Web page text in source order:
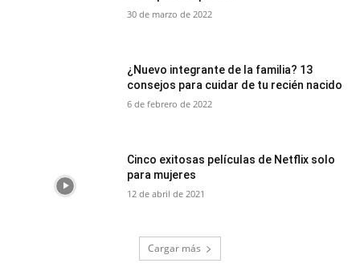
30 de marzo de 2022
¿Nuevo integrante de la familia? 13
consejos para cuidar de tu recién nacido
6 de febrero de 2022
Cinco exitosas películas de Netflix solo
para mujeres
12 de abril de 2021
Cargar más